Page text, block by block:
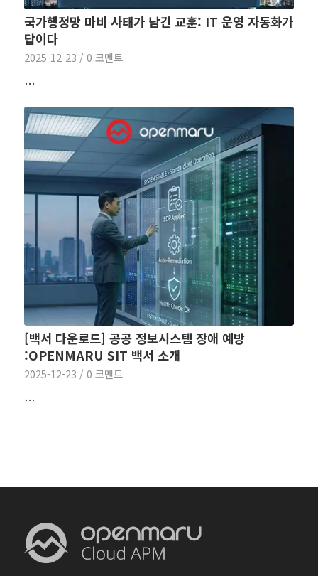
국가행정망 마비 사태가 남긴 교훈: IT 운영 자동화가
답이다
2025-12-23 / 0 코멘트
…
[백서 다운로드] 공공 정보시스템 장애 예방
:OPENMARU SIT 백서 소개
2025-12-23 / 0 코멘트
…